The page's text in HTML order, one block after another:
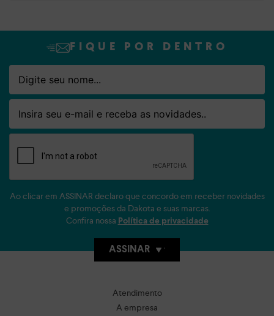
FIQUE POR DENTRO
Nome
Email
Ao clicar em ASSINAR declaro que concordo em receber novidades
e promoções da Dakota e suas marcas.
Confira nossa Política de privacidade
ASSINAR
Atendimento
A empresa